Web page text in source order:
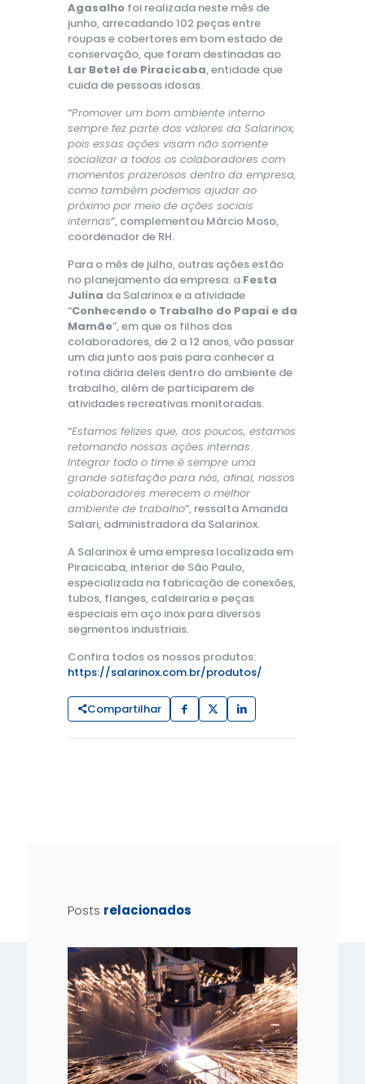
Agasalho foi realizada neste mês de
junho, arrecadando 102 peças entre
roupas e cobertores em bom estado de
conservação, que foram destinadas ao
Lar Betel de Piracicaba, entidade que
cuida de pessoas idosas.
“Promover um bom ambiente interno
sempre fez parte dos valores da Salarinox,
pois essas ações visam não somente
socializar a todos os colaboradores com
momentos prazerosos dentro da empresa,
como também podemos ajudar ao
próximo por meio de ações sociais
internas”, complementou Márcio Moso,
coordenador de RH.
Para o mês de julho, outras ações estão
no planejamento da empresa: a Festa
Julina da Salarinox e a atividade
“Conhecendo o Trabalho do Papai e da
Mamãe”, em que os filhos dos
colaboradores, de 2 a 12 anos, vão passar
um dia junto aos pais para conhecer a
rotina diária deles dentro do ambiente de
trabalho, além de participarem de
atividades recreativas monitoradas.
“Estamos felizes que, aos poucos, estamos
retomando nossas ações internas.
Integrar todo o time é sempre uma
grande satisfação para nós, afinal, nossos
colaboradores merecem o melhor
ambiente de trabalho”, ressalta Amanda
Salari, administradora da Salarinox.
A Salarinox é uma empresa localizada em
Piracicaba, interior de São Paulo,
especializada na fabricação de conexões,
tubos, flanges, caldeiraria e peças
especiais em aço inox para diversos
segmentos industriais.
Confira todos os nossos produtos:
https://salarinox.com.br/produtos/
Compartilhar
Posts relacionados